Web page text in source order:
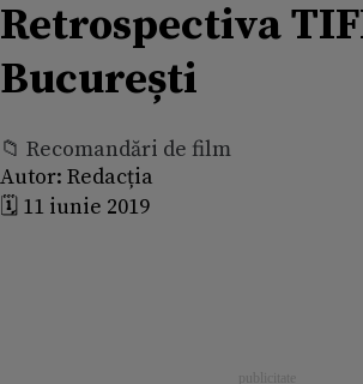
Retrospectiva
București
📁 Recomandări de film
Autor: Redacția
🗓️ 11 iunie 2019